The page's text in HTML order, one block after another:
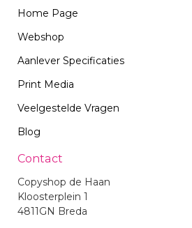
Home Page
Webshop
Aanlever Specificaties
Print Media
Veelgestelde Vragen
Blog
Contact
Copyshop de Haan
Kloosterplein 1
4811GN Breda